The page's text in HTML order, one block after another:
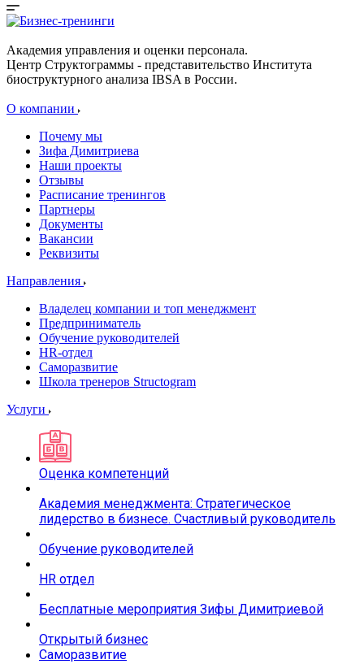
Академия управления и оценки персонала.
Центр Структограммы - представительство Института
биоструктурного анализа IBSA в России.
О компании
Почему мы
Зифа Димитриева
Наши проекты
Отзывы
Расписание тренингов
Партнеры
Документы
Вакансии
Реквизиты
Направления
Владелец компании и топ менеджмент
Предприниматель
Обучение руководителей
HR-отдел
Саморазвитие
Школа тренеров Structogram
Услуги
Оценка компетенций
Академия менеджмента: Стратегическое
лидерство в бизнесе. Счастливый руководитель
Обучение руководителей
HR отдел
Бесплатные мероприятия Зифы Димитриевой
Открытый бизнес
Саморазвитие